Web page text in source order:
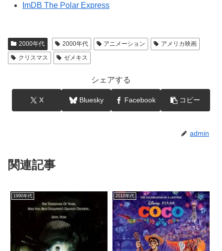
ImDB The Polar Express
2000年代 2000年代 アニメーション
アメリカ映画
クリスマス
ゼメキス
シェアする
X Bluesky Facebook コピー
admin
関連記事
1990年代 2010年代